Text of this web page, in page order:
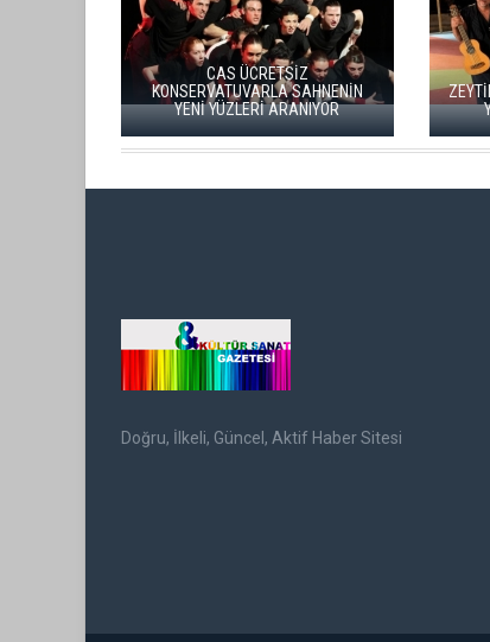
GÜLRİZ SURURİ ENGİN CEZZAR
TİYATRO TEŞVİK ÖDÜLÜ AÇIKLANDI
Doğru, İlkeli, Güncel, Aktif Haber Sitesi